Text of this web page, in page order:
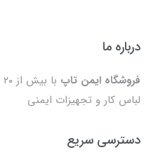
درباره ما
فروشگاه ایمن تاپ
لباس کار و تجهیزات ایمنی
دسترسی سریع